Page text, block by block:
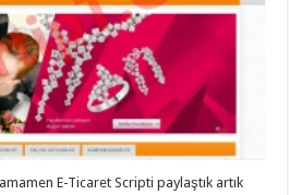
E-Ticaret Scripti paylaştık artık